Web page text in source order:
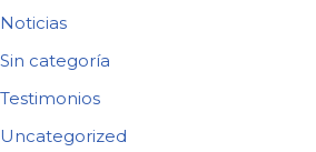
Noticias
Sin categoría
Testimonios
Uncategorized